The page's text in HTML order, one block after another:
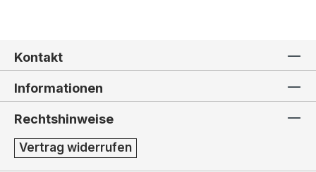
Kontakt
Informationen
Rechtshinweise
Vertrag widerrufen